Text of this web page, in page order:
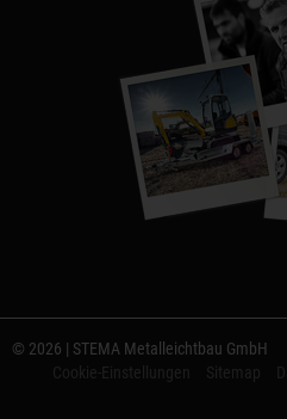
© 2026 | STEMA Metalleichtbau GmbH